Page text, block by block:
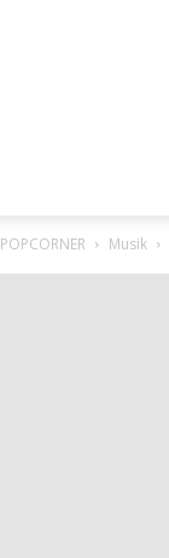
POPCORNER Musik